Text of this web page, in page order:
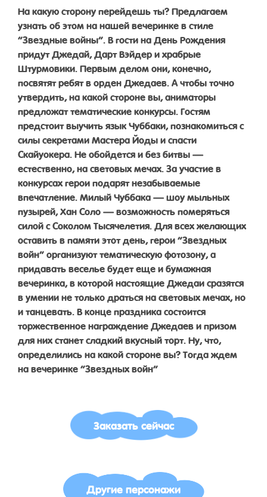
На какую сторону перейдешь ты? Предлагаем
узнать об этом на нашей вечеринке в стиле
“Звездные войны”. В гости на День Рождения
придут Джедай, Дарт Вэйдер и храбрые
Штурмовики. Первым делом они, конечно,
посвятят ребят в орден Джедаев. А чтобы точно
утвердить, на какой стороне вы, аниматоры
предложат тематические конкурсы. Гостям
предстоит выучить язык Чуббаки, познакомиться с
силы секретами Мастера Йоды и спасти
Скайуокера. Не обойдется и без битвы —
естественно, на световых мечах. За участие в
конкурсах герои подарят незабываемые
впечатление. Милый Чуббака — шоу мыльных
пузырей, Хан Соло — возможность померяться
силой с Соколом Тысячелетия. Для всех желающих
оставить в памяти этот день, герои “Звездных
войн” организуют тематическую фотозону, а
придавать веселье будет еще и бумажная
вечеринка, в которой настоящие Джедаи сразятся
в умении не только драться на световых мечах, но
и танцевать. В конце праздника состоится
торжественное награждение Джедаев и призом
для них станет сладкий вкусный торт. Ну, что,
определились на какой стороне вы? Тогда ждем
на вечеринке “Звездных войн”
Заказать сейчас
Другие персонажи